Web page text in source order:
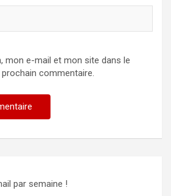
mon e-mail et mon site dans le
commentaire.
par semaine !